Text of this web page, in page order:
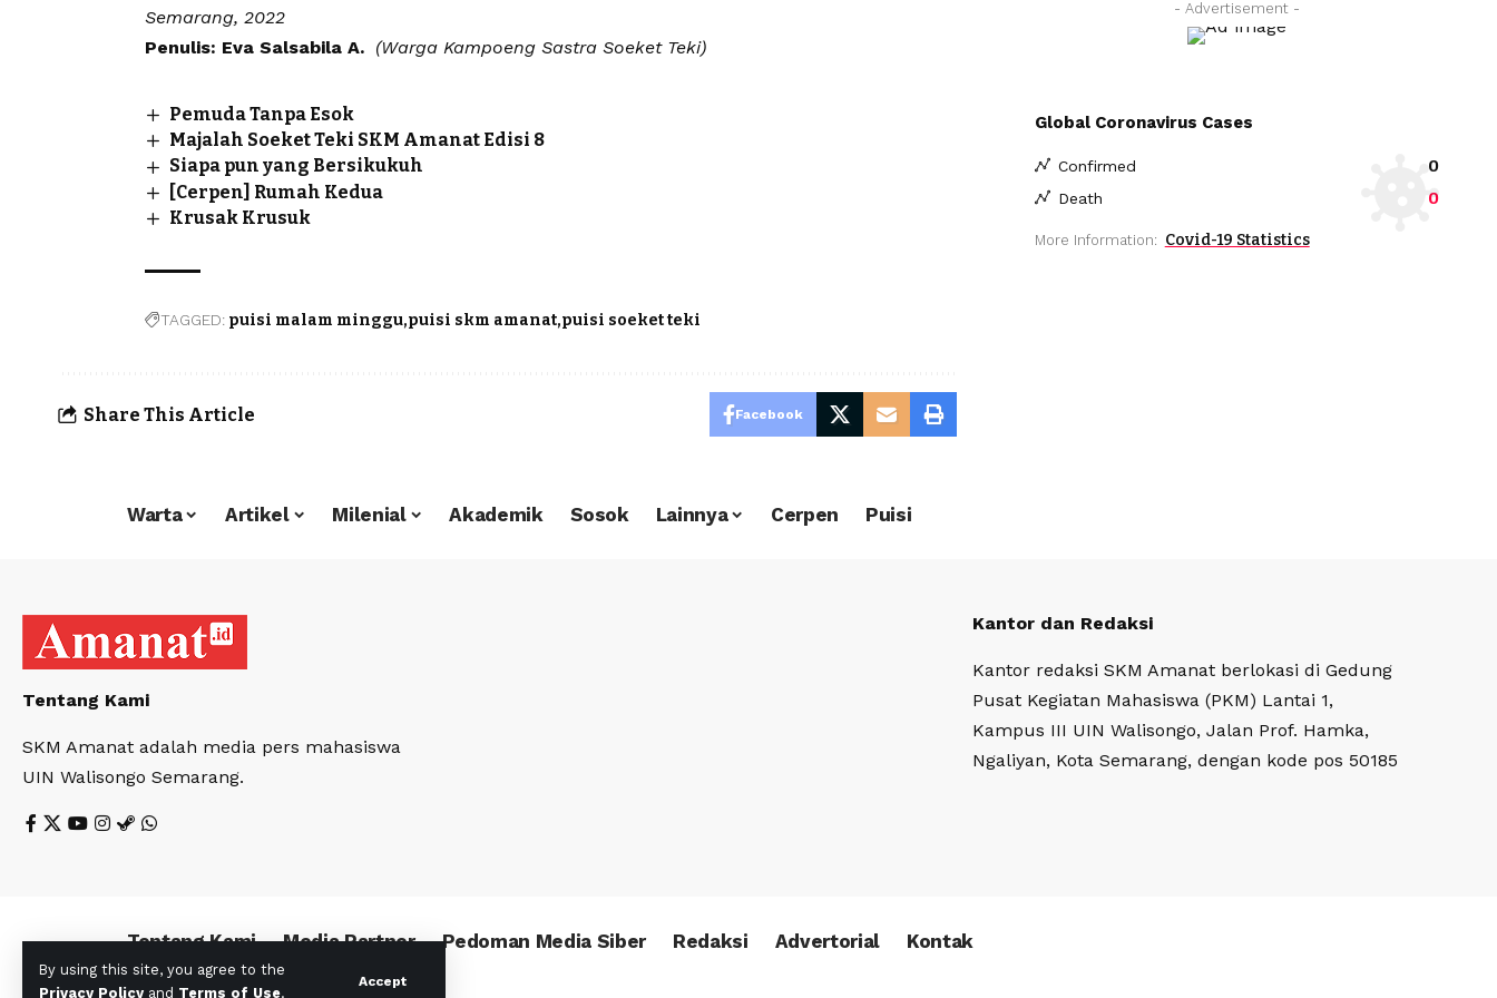
By using this site, you agree to the
Privacy Policy and Terms of Use.
Accept
Semarang, 2022
Penulis: Eva Salsabila A. (Warga Kampoeng Sastra Soeket Teki)
Pemuda Tanpa Esok
Majalah Soeket Teki SKM Amanat Edisi 8
Siapa pun yang Bersikukuh
[Cerpen] Rumah Kedua
Krusak Krusuk
TAGGED: puisi malam minggu puisi skm amanat puisi soeket teki
Share This Article Facebook
- Advertisement -
Global Coronavirus Cases
Confirmed 0
Death 0
More Information: Covid-19 Statistics
Warta Artikel Milenial Akademik Sosok Lainnya Cerpen Puisi
Tentang Kami
SKM Amanat adalah media pers mahasiswa
UIN Walisongo Semarang.
Kantor dan Redaksi
Kantor redaksi SKM Amanat berlokasi di Gedung
Pusat Kegiatan Mahasiswa (PKM) Lantai 1,
Kampus III UIN Walisongo, Jalan Prof. Hamka,
Ngaliyan, Kota Semarang, dengan kode pos 50185
Tentang Kami Media Partner Pedoman Media Siber Redaksi Advertorial Kontak